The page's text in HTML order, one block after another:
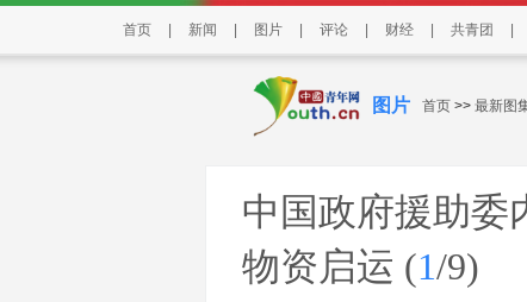
首页 新闻 图片 评论 财经 共青团
图片 首页 >> 最新图
中国政府援助委
物资启运 (1/9)